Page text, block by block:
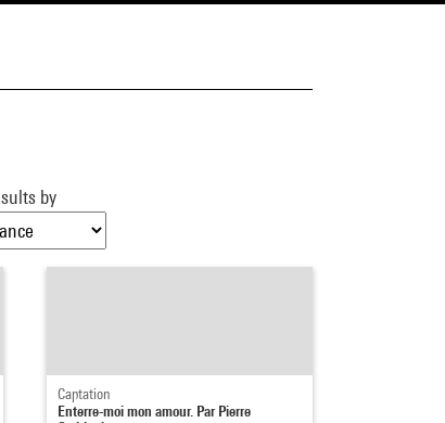
by
Captation
Enterre-moi mon amour. Par Pierre